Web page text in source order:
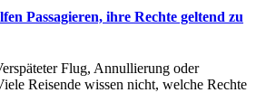
Passagieren, ihre Rechte geltend zu
Flug, Annullierung oder
Reisende wissen nicht, welche Rechte